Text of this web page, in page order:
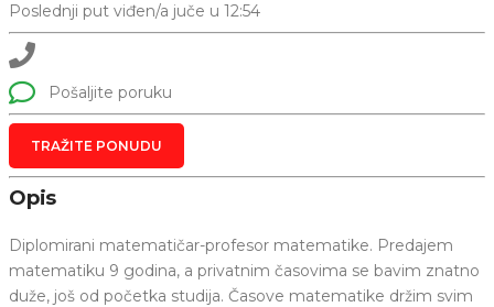
Poslednji put viđen/a juče u 12:54
Pošaljite poruku
TRAŽITE PONUDU
Opis
Diplomirani matematičar-profesor matematike. Predajem
matematiku 9 godina, a privatnim časovima se bavim znatno
duže, još od početka studija. Časove matematike držim svim